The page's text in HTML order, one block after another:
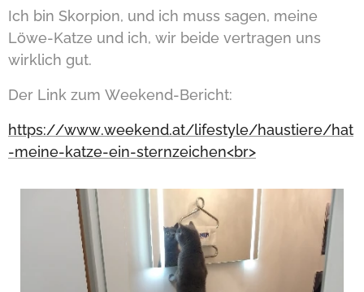
Ich bin Skorpion, und ich muss sagen, meine
Löwe-Katze und ich, wir beide vertragen uns
wirklich gut.
Der Link zum Weekend-Bericht:
https://www.weekend.at/lifestyle/haustiere/hat
-meine-katze-ein-sternzeichen<br>